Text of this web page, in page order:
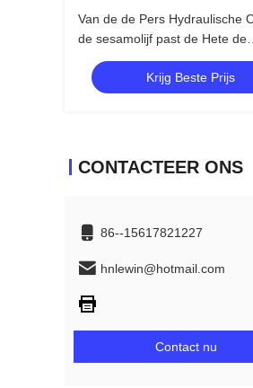
Van de de Pers Hydraulische
de sesamolijf past de Hete de
Persmachine Voltage aan
Krijg Beste Prijs
CONTACTEER ONS
86--15617821227
hnlewin@hotmail.com
Contact nu